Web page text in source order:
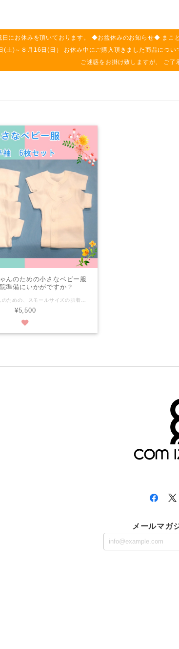
日にお休みを頂いております。 ◆お盆休みのお知らせ◆ まこ
(土)～８月16日(日） お休み中にご購入頂きました商品につ
ご迷惑をお掛け致しますが、 ご了
んのための小さなベビー服
備にいかがですか？
¥5,500
メールマガ